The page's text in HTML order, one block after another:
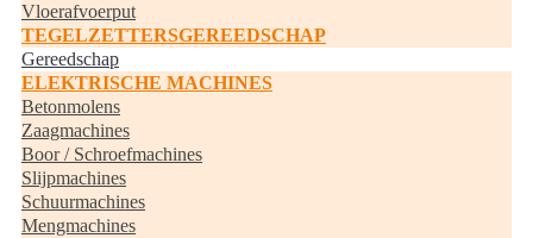
Vloerafvoerput
TEGELZETTERSGEREEDSCHAP
Gereedschap
ELEKTRISCHE MACHINES
Betonmolens
Zaagmachines
Boor / Schroefmachines
Slijpmachines
Schuurmachines
Mengmachines